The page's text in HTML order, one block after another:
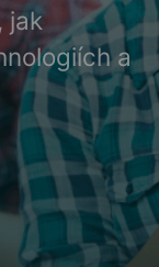
jak
a